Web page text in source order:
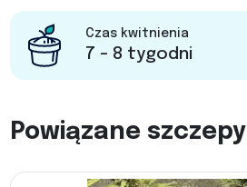
Czas kwitnienia
7 - 8 tygodni
Powiązane szczepy